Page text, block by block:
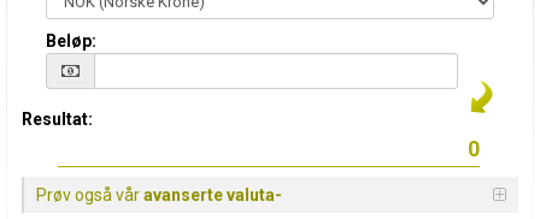
Beløp:
Resultat:
Prøv også våravanserte valuta-